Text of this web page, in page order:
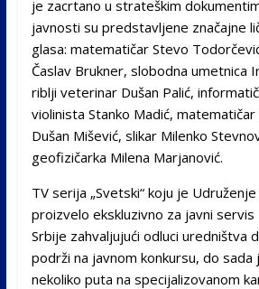
je zacrtano u strateškim
javnosti su predstavljene značajne
glasa: matematičar Stevo
Časlav Brukner, slobodna umetnica
riblji veterinar Dušan Palić,
violinista Stanko Madić,
Dušan Mišević, slikar Milenko
geofizičarka Milena Marjanović.
TV serija „Svetski“ koju je Udruženje
proizvelo ekskluzivno za javni
Srbije zahvaljujući odluci uredništva
podrži na javnom konkursu, do sada
nekoliko puta na specijalizovanom